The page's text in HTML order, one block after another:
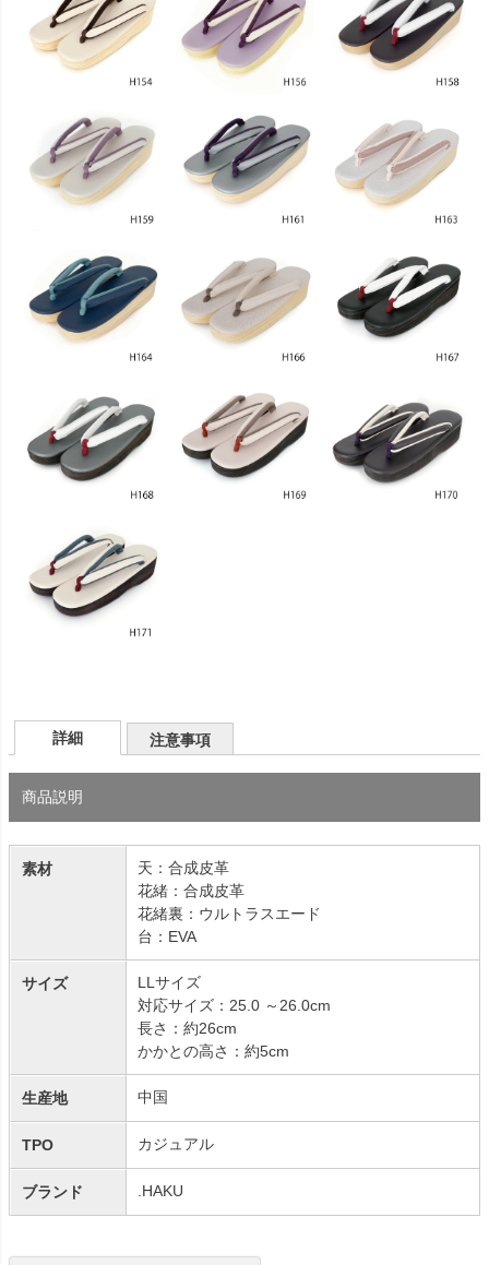
詳細 注意事項
商品説明
素材
天：合成皮革
花緒：合成皮革
花緒裏：ウルトラスエード
台：EVA
サイズ
LLサイズ
対応サイズ：25.0 ～26.0cm
長さ：約26cm
かかとの高さ：約5cm
生産地 中国
TPO カジュアル
ブランド .HAKU